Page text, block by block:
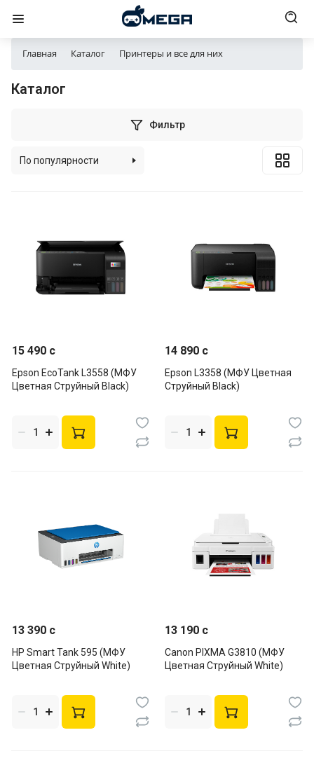
Главная Каталог Принтеры и все для них
Каталог
Фильтр
По популярности
По цене (убыванию)
15 490 c
Epson EcoTank L3558 (МФУ
Цветная Струйный Black)
14 890 c
Epson L3358 (МФУ Цветная
Струйный Black)
13 390 c
HP Smart Tank 595 (МФУ
Цветная Струйный White)
13 190 c
Canon PIXMA G3810 (МФУ
Цветная Струйный White)